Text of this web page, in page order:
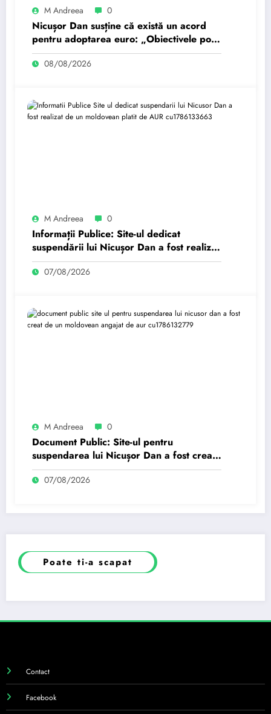
M Andreea 0
Nicușor Dan susține că există un acord
pentru adoptarea euro: „Obiectivele pot
fi realizate dacă…
08/08/2026
M Andreea 0
Informații Publice: Site-ul dedicat
suspendării lui Nicușor Dan a fost realizat
de un moldovean plătit de AUR cu…
07/08/2026
M Andreea 0
Document Public: Site-ul pentru
suspendarea lui Nicușor Dan a fost creat
de un moldovean angajat de AUR cu…
07/08/2026
Poate ti-a scapat
Contact
Facebook